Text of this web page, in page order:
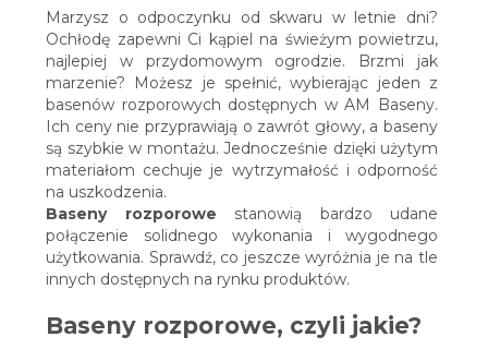
Marzysz o odpoczynku od skwaru w letnie dni?
Ochłodę zapewni Ci kąpiel na świeżym powietrzu,
najlepiej w przydomowym ogrodzie. Brzmi jak
marzenie? Możesz je spełnić, wybierając jeden z
basenów rozporowych dostępnych w AM Baseny.
Ich ceny nie przyprawiają o zawrót głowy, a baseny
są szybkie w montażu. Jednocześnie dzięki użytym
materiałom cechuje je wytrzymałość i odporność
na uszkodzenia.
Baseny rozporowe stanowią bardzo udane
połączenie solidnego wykonania i wygodnego
użytkowania. Sprawdź, co jeszcze wyróżnia je na tle
innych dostępnych na rynku produktów.
Baseny rozporowe, czyli jakie?